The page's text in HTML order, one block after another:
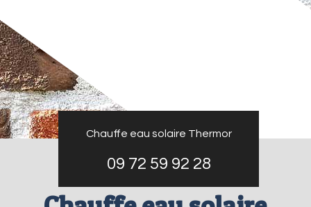
Chauffe eau solaire Thermor
09 72 59 92 28